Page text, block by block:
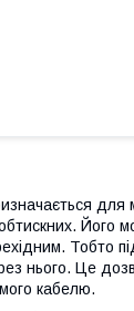
для
Його
Тобто
нього. Це
кабелю.